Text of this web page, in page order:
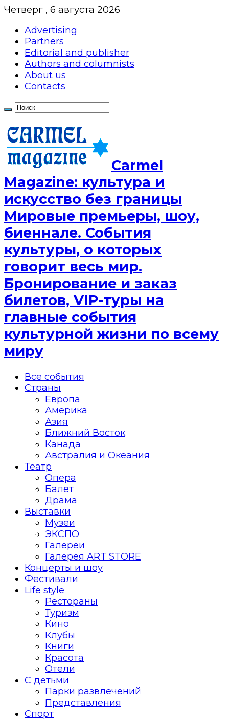
Четверг , 6 августа 2026
Advertising
Partners
Editorial and publisher
Authors and columnists
About us
Contacts
Сarmel
Magazine: культура и
искусство без границы
Мировые премьеры, шоу,
биеннале. События
культуры, о которых
говорит весь мир.
Бронирование и заказ
билетов, VIP-туры на
главные события
культурной жизни по всему
миру
Все события
Страны
Европа
Америка
Азия
Ближний Восток
Канада
Австралия и Океания
Театр
Опера
Балет
Драма
Выставки
Музеи
ЭКСПО
Галереи
Галерея ART STORE
Концерты и шоу
Фестивали
Life style
Рестораны
Туризм
Кино
Клубы
Книги
Красота
Отели
С детьми
Парки развлечений
Представления
Спорт